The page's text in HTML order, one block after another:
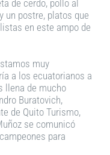
de cerdo, pollo al
un postre, platos que
en este ampo de
muy
a los ecuatorianos a
llena de mucho
Buratovich,
de Quito Turismo,
se comunicó
para